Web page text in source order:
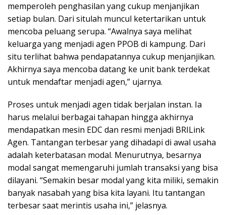
memperoleh penghasilan yang cukup menjanjikan
setiap bulan. Dari situlah muncul ketertarikan untuk
mencoba peluang serupa. “Awalnya saya melihat
keluarga yang menjadi agen PPOB di kampung. Dari
situ terlihat bahwa pendapatannya cukup menjanjikan.
Akhirnya saya mencoba datang ke unit bank terdekat
untuk mendaftar menjadi agen,” ujarnya.
Proses untuk menjadi agen tidak berjalan instan. Ia
harus melalui berbagai tahapan hingga akhirnya
mendapatkan mesin EDC dan resmi menjadi BRILink
Agen. Tantangan terbesar yang dihadapi di awal usaha
adalah keterbatasan modal. Menurutnya, besarnya
modal sangat memengaruhi jumlah transaksi yang bisa
dilayani. “Semakin besar modal yang kita miliki, semakin
banyak nasabah yang bisa kita layani. Itu tantangan
terbesar saat merintis usaha ini,” jelasnya.